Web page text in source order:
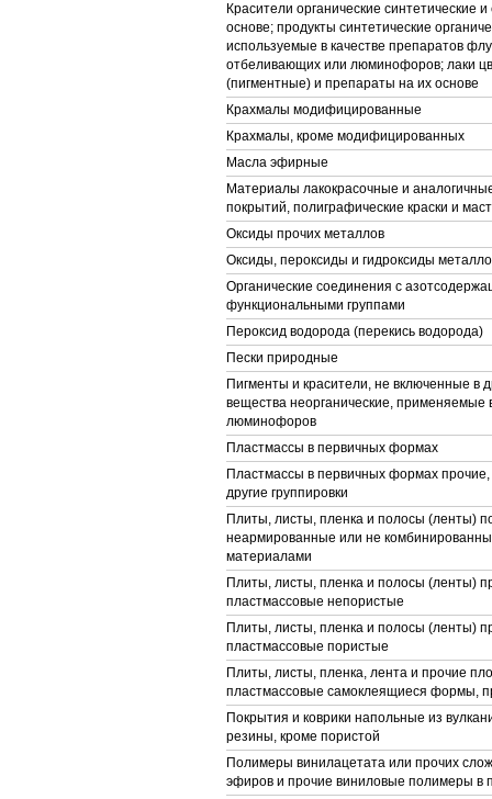
Красители органические синтетические
основе; продукты синтетические
используемые в качестве препаратов
отбеливающих или люминофоров; лаки
(пигментные) и препараты на их основе
Крахмалы модифицированные
Крахмалы, кроме модифицированных
Масла эфирные
Материалы лакокрасочные и
покрытий, полиграфические краски и
Оксиды прочих металлов
Оксиды, пероксиды и гидроксиды
Органические соединения с
функциональными группами
Пероксид водорода (перекись водорода)
Пески природные
Пигменты и красители, не включенные в
вещества неорганические, применяемые
люминофоров
Пластмассы в первичных формах
Пластмассы в первичных формах
другие группировки
Плиты, листы, пленка и полосы (ленты)
неармированные или не
материалами
Плиты, листы, пленка и полосы (ленты)
пластмассовые непористые
Плиты, листы, пленка и полосы (ленты)
пластмассовые пористые
Плиты, листы, пленка, лента и прочие
пластмассовые самоклеящиеся формы,
Покрытия и коврики напольные из
резины, кроме пористой
Полимеры винилацетата или прочих
эфиров и прочие виниловые полимеры в